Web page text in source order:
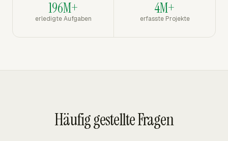
196M+
erledigte Aufgaben
4M+
erfasste Projekte
Häufig gestellte Fragen